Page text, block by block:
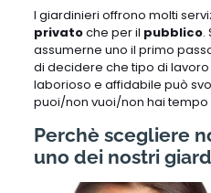
I giardinieri offrono molti
privatoche per il pubblico.
assumerne uno il primo
di decidere che tipo di
laborioso e affidabile può
puoi/non vuoi/non hai tempo
Perchè scegliere
uno dei nostri